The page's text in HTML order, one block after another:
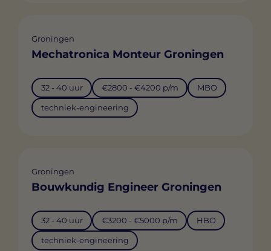
Groningen
Mechatronica Monteur Groningen
32 - 40 uur €2800 - €4200 p/m MBO
techniek-engineering
Groningen
Bouwkundig Engineer Groningen
32 - 40 uur €3200 - €5000 p/m HBO
techniek-engineering